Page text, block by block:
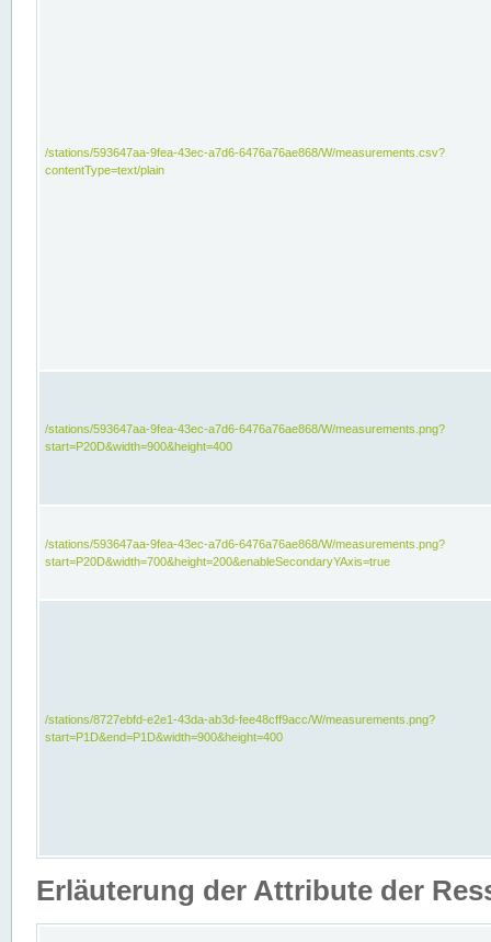
/stations/593647aa-9fea-43ec-a7d6-6476a76ae868/W/measurements.csv?
contentType=text/plain
/stations/593647aa-9fea-43ec-a7d6-6476a76ae868/W/measurements.png?
start=P20D&width=900&height=400
/stations/593647aa-9fea-43ec-a7d6-6476a76ae868/W/measurements.png?
start=P20D&width=700&height=200&enableSecondaryYAxis=true
/stations/8727ebfd-e2e1-43da-ab3d-fee48cff9acc/W/measurements.png?
start=P1D&end=P1D&width=900&height=400
Erläuterung der Attribute der